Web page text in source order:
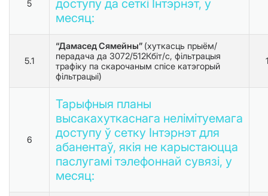
5
доступу да сеткі Інтэрнэт, у
месяц:
5.1
“Дамасед Сямейны” (хуткасць прыём/
перадача да 3072/512Кбіт/с, фільтрацыя
трафіку па скарочаным спісе катэгорый
фільтрацыі)
6
Тарыфныя планы
высакахуткаснага нелімітуемага
доступу ў сетку Інтэрнэт для
абанентаў, якія не карыстаюцца
паслугамі тэлефоннай сувязі, у
месяц: